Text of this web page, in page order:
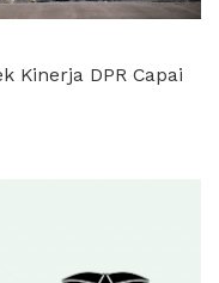
Kinerja DPR Capai